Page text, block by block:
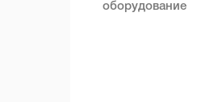
оборудование